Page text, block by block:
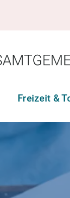
Freizeit &